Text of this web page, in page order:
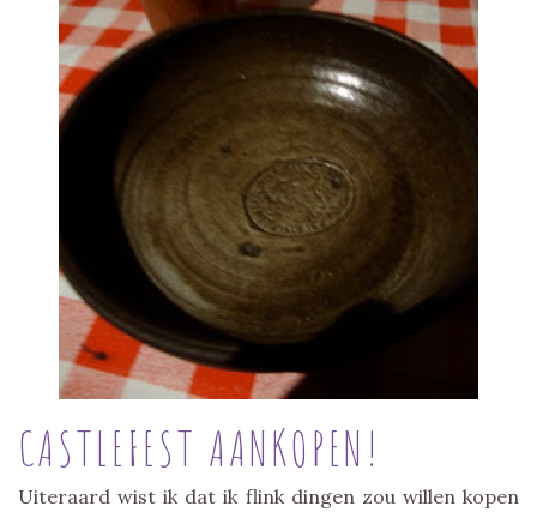
CASTLEFEST AANKOPEN!
Uiteraard wist ik dat ik flink dingen zou willen kopen